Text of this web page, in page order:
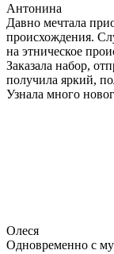
Антонина
Давно мечтала
происхождения.
на этническое
Заказала набор,
получила яркий,
Узнала много
Олеся
Одновременно с